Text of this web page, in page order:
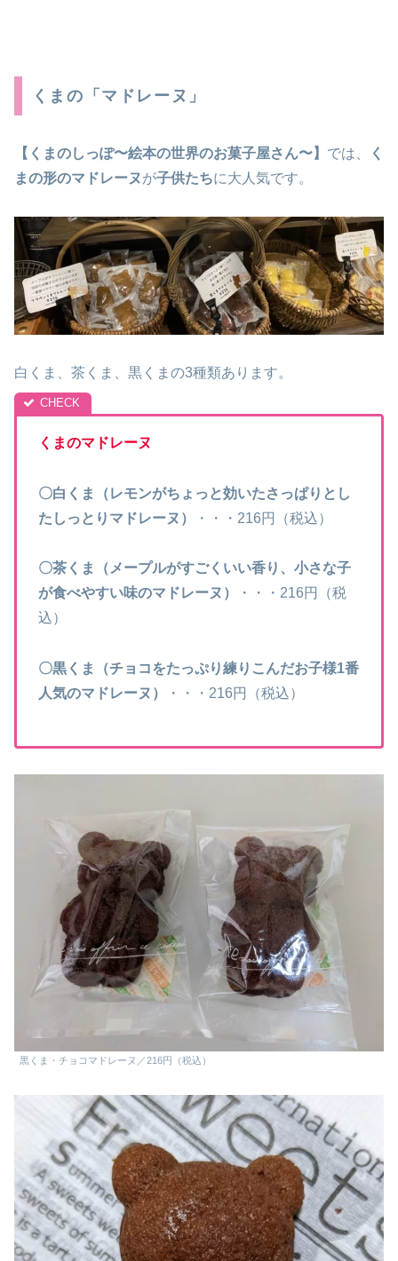
くまの「マドレーヌ」
【くまのしっぽ〜絵本の世界のお菓子屋さん〜】 では、
く
まの形のマドレーヌが子供たちに大人気です。
白くま、茶くま、黒くまの3種類あります。
くまのマドレーヌ
〇白くま（レモンがちょっと効いたさっぱりとし
たしっとりマドレーヌ）
・・・216円（税込）
〇茶くま（メープルがすごくいい香り、小さな子
が食べやすい味のマドレーヌ）
・・・216円（税
込）
〇黒くま（チョコをたっぷり練りこんだお子様1番
人気のマドレーヌ）
・・・216円（税込）
黒くま・チョコマドレーヌ／216円（税込）